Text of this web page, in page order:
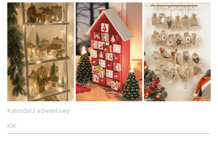
Kalendarz adwentowy
KIK